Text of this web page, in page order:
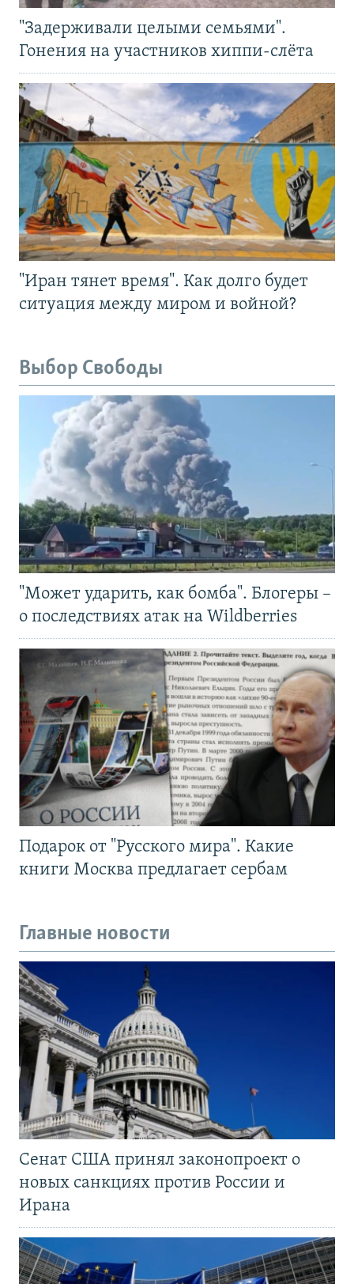
"Задерживали целыми семьями".
Гонения на участников хиппи-слёта
"Иран тянет время". Как долго будет
ситуация между миром и войной?
Выбор Свободы
"Может ударить, как бомба". Блогеры –
о последствиях атак на Wildberries
Подарок от "Русского мира". Какие
книги Москва предлагает сербам
Главные новости
Сенат США принял законопроект о
новых санкциях против России и
Ирана